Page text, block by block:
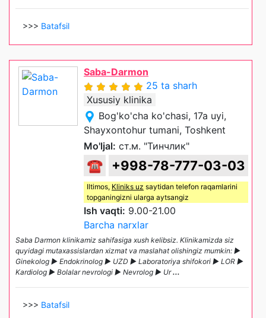
>>> Batafsil
Saba-Darmon
25 ta sharh
Xususiy klinika
Bog'ko'cha ko'chasi, 17a uyi,
Shayxontohur tumani, Toshkent
Mo'ljal: ст.м. "Тинчлик"
☎ +998-78-777-03-03
Iltimos, Kliniks uz saytidan telefon raqamlarini
topganingizni ularga aytsangiz
Ish vaqti: 9.00-21.00
Barcha narxlar
Saba Darmon klinikamiz sahifasiga xush kelibsiz. Klinikamizda siz
quyidagi mutaxassislardan xizmat va maslahat olishingiz mumkin: ►
Ginekolog ► Endokrinolog ► UZD ► Laboratoriya shifokori ► LOR ►
Kardiolog ► Bolalar nevrologi ► Nevrolog ► Ur...
>>> Batafsil